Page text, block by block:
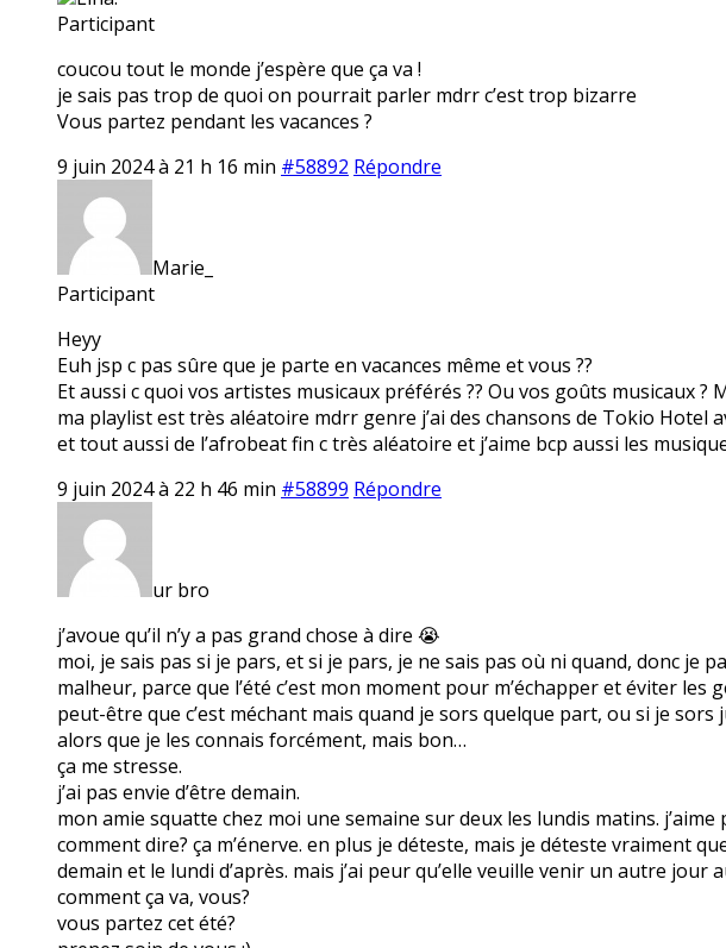
Participant
coucou tout le monde j’espère que ça va !
je sais pas trop de quoi on pourrait parler mdrr c’est trop bizarre
Vous partez pendant les vacances ?
9 juin 2024 à 21 h 16 min #58892 Répondre
Marie_
Participant
Heyy
Euh jsp c pas sûre que je parte en vacances même et vous ??
Et aussi c quoi vos artistes musicaux préférés ?? Ou vos goûts musicaux
ma playlist est très aléatoire mdrr genre j’ai des chansons de Tokio Hotel
et tout aussi de l’afrobeat fin c très aléatoire et j’aime bcp aussi les
9 juin 2024 à 22 h 46 min #58899 Répondre
ur bro
j’avoue qu’il n’y a pas grand chose à dire 😭
moi, je sais pas si je pars, et si je pars, je ne sais pas où ni quand, donc
malheur, parce que l’été c’est mon moment pour m’échapper et éviter les
peut-être que c’est méchant mais quand je sors quelque part, ou si je
alors que je les connais forcément, mais bon…
ça me stresse.
j’ai pas envie d’être demain.
mon amie squatte chez moi une semaine sur deux les lundis matins.
comment dire? ça m’énerve. en plus je déteste, mais je déteste vraiment
demain et le lundi d’après. mais j’ai peur qu’elle veuille venir un autre jour
comment ça va, vous?
vous partez cet été?